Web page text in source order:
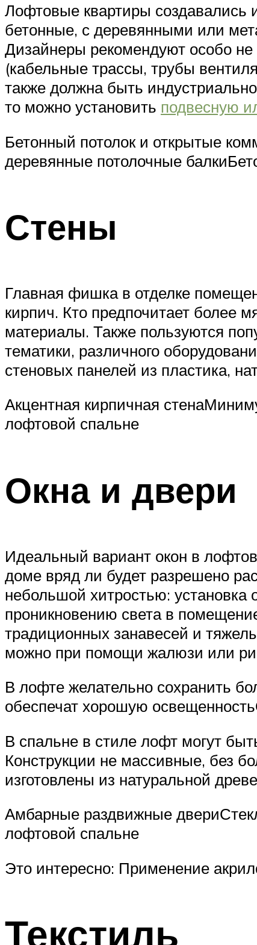
Лофтовые квартиры создавались
бетонные, с деревянными или
Дизайнеры рекомендуют особо не
(кабельные трассы, трубы
также должна быть
то можно установить подвесную
Бетонный потолок и открытые
деревянные потолочные
Стены
Главная фишка в отделке
кирпич. Кто предпочитает более
материалы. Также пользуются
тематики, различного
стеновых панелей из пластика,
Акцентная кирпичная
лофтовой спальне
Окна и двери
Идеальный вариант окон в
доме вряд ли будет разрешено
небольшой хитростью:
проникновению света в
традиционных занавесей и
можно при помощи жалюзи или
В лофте желательно сохранить
обеспечат хорошую
В спальне в стиле лофт могут
Конструкции не массивные, без
изготовлены из натуральной
Амбарные раздвижные
лофтовой спальне
Это интересно: Применение
Текстиль